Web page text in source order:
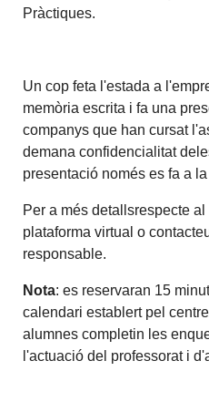
Pràctiques.
Un cop feta l'estada a
memòria escrita i fa una
companys que han cursat
demana confidencialitat
presentació només es fa a
Per a més detallsrespecte
plataforma virtual o
responsable.
Nota: es reservaran 15
calendari establert pel
alumnes completin les
l'actuació del professorat i